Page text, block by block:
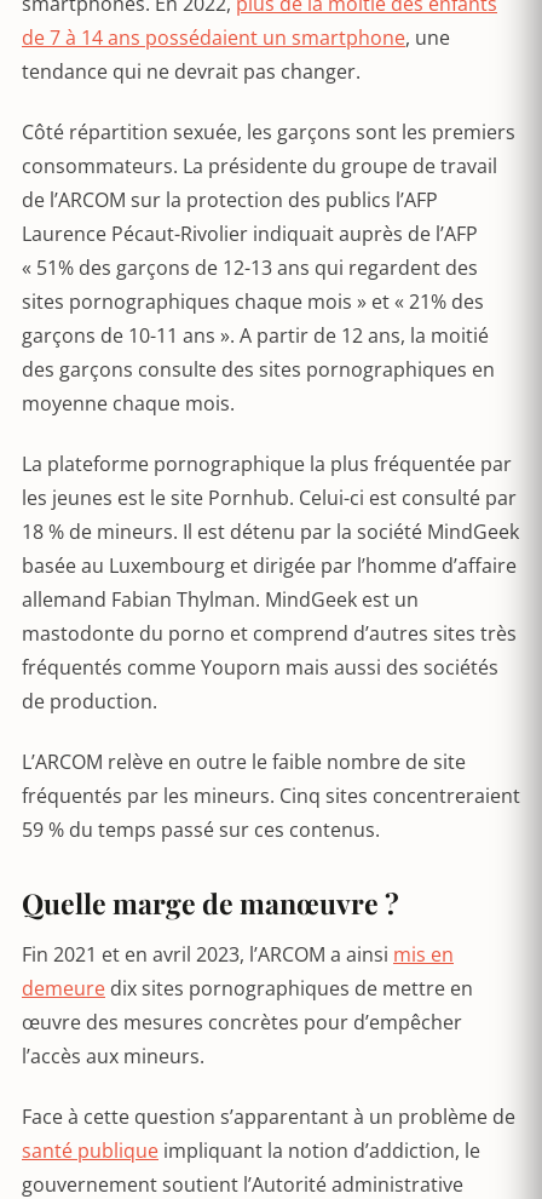
de 7 à 14 ans possédaient un smartphone, une
tendance qui ne devrait pas changer.
Côté répartition sexuée, les garçons sont les premiers
consommateurs. La présidente du groupe de travail
de l’ARCOM sur la protection des publics l’AFP
Laurence Pécaut-Rivolier indiquait auprès de l’AFP
« 51% des garçons de 12-13 ans qui regardent des
sites pornographiques chaque mois » et « 21% des
garçons de 10-11 ans ». A partir de 12 ans, la moitié
des garçons consulte des sites pornographiques en
moyenne chaque mois.
La plateforme pornographique la plus fréquentée par
les jeunes est le site Pornhub. Celui-ci est consulté par
18 % de mineurs. Il est détenu par la société MindGeek
basée au Luxembourg et dirigée par l’homme d’affaire
allemand Fabian Thylman. MindGeek est un
mastodonte du porno et comprend d’autres sites très
fréquentés comme Youporn mais aussi des sociétés
de production.
L’ARCOM relève en outre le faible nombre de site
fréquentés par les mineurs. Cinq sites concentreraient
59 % du temps passé sur ces contenus.
Quelle marge de manœuvre ?
Fin 2021 et en avril 2023, l’ARCOM a ainsi mis en
demeure dix sites pornographiques de mettre en
œuvre des mesures concrètes pour d’empêcher
l’accès aux mineurs.
Face à cette question s’apparentant à un problème de
santé publique impliquant la notion d’addiction, le
gouvernement soutient l’Autorité administrative